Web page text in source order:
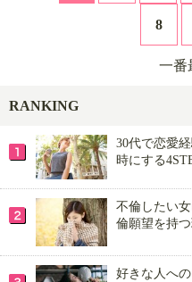
8
一番
RANKING
30代で恋愛
時にする
不倫したい
倫願望を持
好きな人へ